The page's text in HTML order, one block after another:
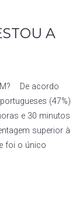
A
De acordo
(47%)
e 30 minutos
superior à
foi o único